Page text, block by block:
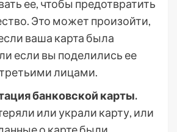
ее, чтобы предотвратить
Это может произойти,
ваша карта была
если вы поделились ее
лицами.
банковской карты.
или украли карту, или